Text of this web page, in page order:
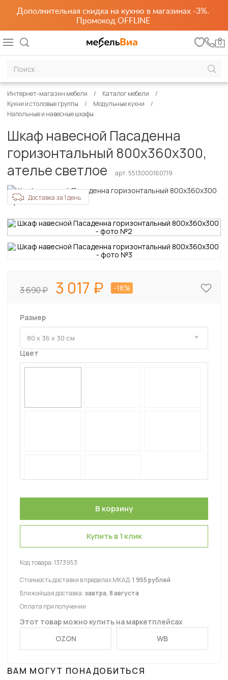
Дополнительная скидка на кухню в магазинах -3%.
Промокод OFFLINE
0
Интернет-магазин мебели
Каталог мебели
Кухни и столовые группы
Модульные кухни
Напольные и навесные шкафы
Шкаф навесной Пасаденна
горизонтальный 800х360х300,
ателье светлое
арт. 5513000160719
Доставка за 1 день
3 690 3 017 -18%
Размер
Цвет
Купить в 1 клик
Код товара:1373953
Стоимость доставки в пределах МКАД:1 955 рублей
Ближайшая доставка: завтра, 8 августа
Оплата при получении
Этот товар можно купить на маркетплейсах
OZON
WB
ВАМ МОГУТ ПОНАДОБИТЬСЯ